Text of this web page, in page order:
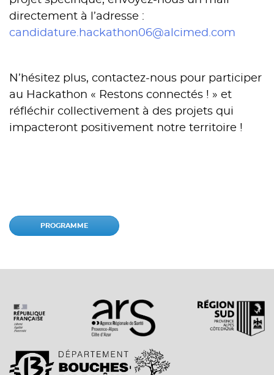
directement à l’adresse :
candidature.hackathon06@alcimed.com
N’hésitez plus, contactez-nous pour participer
au Hackathon « Restons connectés ! » et
réfléchir collectivement à des projets qui
impacteront positivement notre territoire !
PROGRAMME